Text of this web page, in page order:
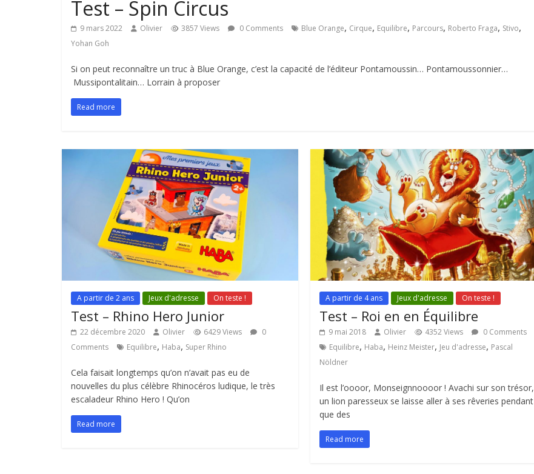
Test – Spin Circus
9 mars 2022 Olivier 3857 Views 0 Comments Blue Orange, Cirque, Equilibre, Parcours, Roberto Fraga, Stivo,
Yohan Goh
Si on peut reconnaître un truc à Blue Orange, c’est la capacité de l’éditeur Pontamoussin… Pontamoussonnier…
Mussipontalitain… Lorrain à proposer
Read more
A partir de 2 ans Jeux d'adresse On teste !
Test – Rhino Hero Junior
22 décembre 2020 Olivier 6429 Views
0
Comments
Equilibre, Haba, Super Rhino
Cela faisait longtemps qu’on n’avait pas eu de
nouvelles du plus célèbre Rhinocéros ludique, le très
escaladeur Rhino Hero ! Qu’on
Read more
A partir de 4 ans Jeux d'adresse On teste !
Test – Roi en en Équilibre
9 mai 2018 Olivier 4352 Views
0 Comments
Equilibre, Haba, Heinz Meister, Jeu d'adresse, Pascal
Nöldner
Il est l’oooor, Monseignnoooor ! Avachi sur son trésor,
un lion paresseux se laisse aller à ses rêveries pendant
que des
Read more